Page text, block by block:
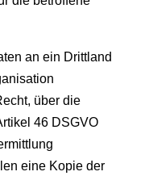
an ein Drittland
über die
46 DSGVO
eine Kopie der